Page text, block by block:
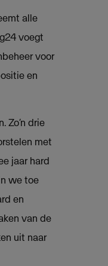
alle
voegt
voor
en
Zo’n drie
met
jaar hard
we toe
en
van de
uit naar